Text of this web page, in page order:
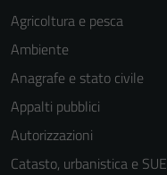
Agricoltura e pesca
Ambiente
Anagrafe e stato civile
Appalti pubblici
Autorizzazioni
Catasto, urbanistica e SUE